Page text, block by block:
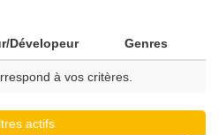
Dévelopeur Genres
à vos critères.
actifs